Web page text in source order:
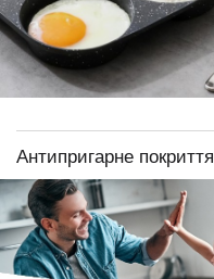
Антипригарне покриття